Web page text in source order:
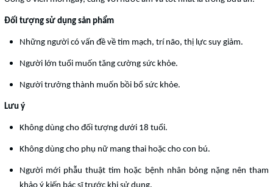
Đối tượng sử dụng sản phẩm
Những người có vấn đề về tim mạch, trí não, thị lực suy giảm.
Người lớn tuổi muốn tăng cường sức khỏe.
Người trưởng thành muốn bồi bổ sức khỏe.
Lưu ý
Không dùng cho đối tượng dưới 18 tuổi.
Không dùng cho phụ nữ mang thai hoặc cho con bú.
Người mới phẫu thuật tim hoặc bệnh nhân bỏng nặng nên tham